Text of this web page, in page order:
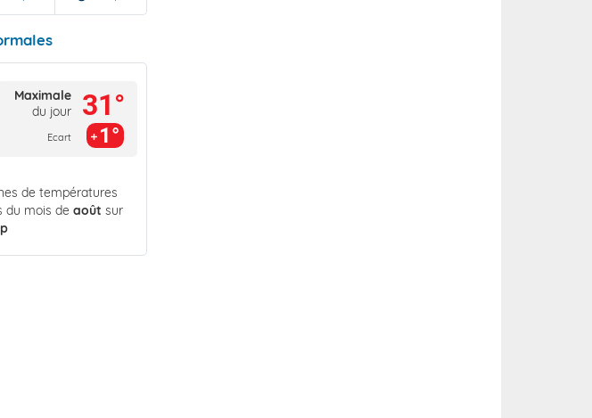
Maximale
du jour
Ecart
31°
1°
de températures
du mois de août sur